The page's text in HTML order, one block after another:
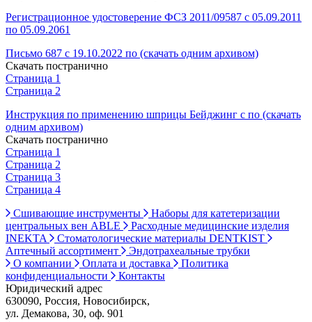
Регистрационное удостоверение ФСЗ 2011/09587 с 05.09.2011
по 05.09.2061
Письмо 687 с 19.10.2022 по (скачать одним архивом)
Скачать постранично
Страница 1
Страница 2
Инструкция по применению шприцы Бейджинг с по (скачать
одним архивом)
Скачать постранично
Страница 1
Страница 2
Страница 3
Страница 4
Сшивающие инструменты
Наборы для катетеризации
центральных вен ABLE
Расходные медицинские изделия
INEKTA
Стоматологические материалы DENTKIST
Аптечный ассортимент
Эндотрахеальные трубки
О компании
Оплата и доставка
Политика
конфиденциальности
Контакты
Юридический адрес
630090, Россия, Новосибирск,
ул. Демакова, 30, оф. 901